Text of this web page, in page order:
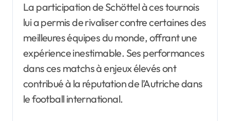
La participation de Schöttel à ces tournois
lui a permis de rivaliser contre certaines des
meilleures équipes du monde, offrant une
expérience inestimable. Ses performances
dans ces matchs à enjeux élevés ont
contribué à la réputation de l’Autriche dans
le football international.